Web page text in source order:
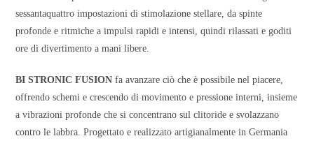
sessantaquattro impostazioni di stimolazione stellare, da spinte
profonde e ritmiche a impulsi rapidi e intensi, quindi rilassati e goditi
ore di divertimento a mani libere.
BI STRONIC FUSION fa avanzare ciò che è possibile nel piacere,
offrendo schemi e crescendo di movimento e pressione interni, insieme
a vibrazioni profonde che si concentrano sul clitoride e svolazzano
contro le labbra. Progettato e realizzato artigianalmente in Germania